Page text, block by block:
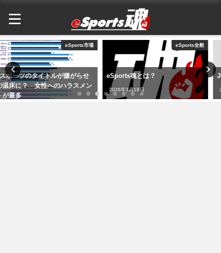
eSports全般
eSports魂とは？
2026年3月18日
JCG
2026年3月18日